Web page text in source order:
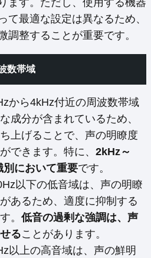
て最適な設定は異なるため、
調整することが重要です。
数帯域
から4kHz付近の周波数帯域
成分が含まれているため、
上げることで、声の明瞭度
できます。特に、 2kHz～
において重要です。
以下の低音域は、声の明瞭
あるため、適度に抑制する
。 低音の過剰な強調は、声
ることがあります。
以上の高音域は、声の鮮明